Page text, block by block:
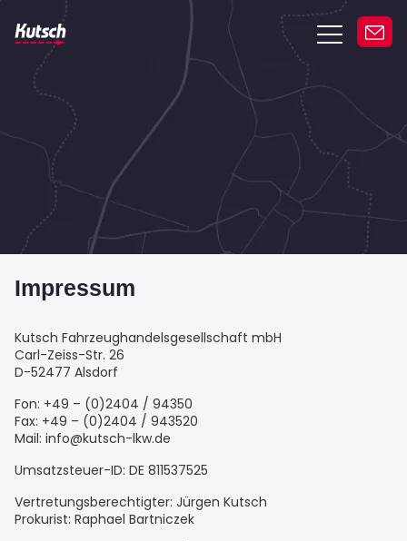
Fahrzeuge
Service
Über uns
Kontakt
Impressum
Kutsch Fahrzeughandelsgesellschaft mbH
Carl-Zeiss-Str. 26
D-52477 Alsdorf
Fon: +49 – (0)2404 / 94350
Fax: +49 – (0)2404 / 943520
Mail: info@kutsch-lkw.de
Umsatzsteuer-ID: DE 811537525
Vertretungsberechtigter: Jürgen Kutsch
Prokurist: Raphael Bartniczek